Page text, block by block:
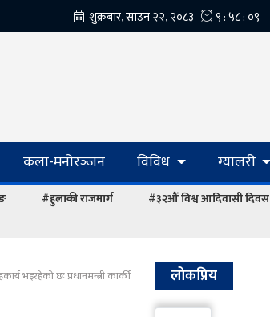
कला-मनोरञ्‍जन विविध ग्यालरी
#हुलाकी राजमार्ग #३२औं विश्व आदिवासी दिवस
भइरहेको छः प्रधानमन्त्री कार्की लोकप्रिय